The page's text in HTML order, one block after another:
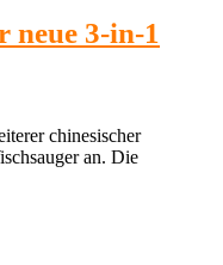
neue 3-in-1
chinesischer
an. Die